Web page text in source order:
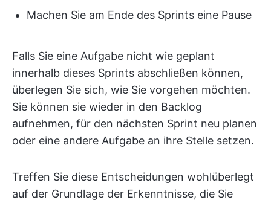
Machen Sie am Ende des Sprints eine Pause
Falls Sie eine Aufgabe nicht wie geplant
innerhalb dieses Sprints abschließen können,
überlegen Sie sich, wie Sie vorgehen möchten.
Sie können sie wieder in den Backlog
aufnehmen, für den nächsten Sprint neu planen
oder eine andere Aufgabe an ihre Stelle setzen.
Treffen Sie diese Entscheidungen wohlüberlegt
auf der Grundlage der Erkenntnisse, die Sie